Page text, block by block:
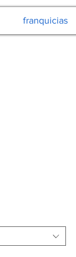
franquicias